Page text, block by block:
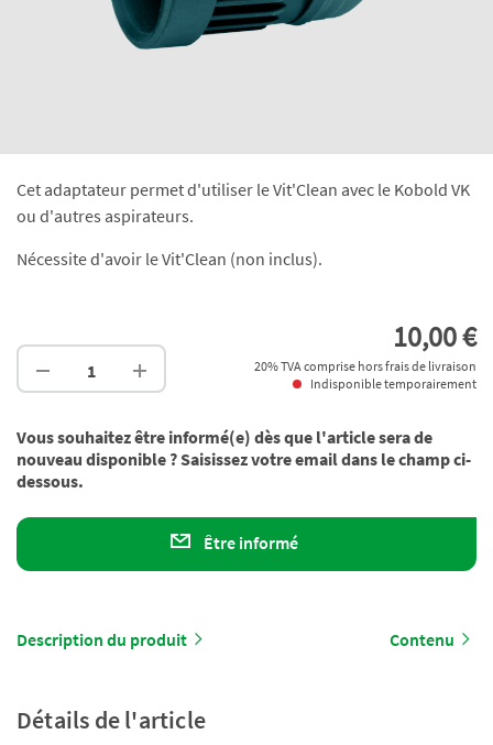
Cet adaptateur permet d'utiliser le Vit'Clean avec le Kobold VK
ou d'autres aspirateurs.
Nécessite d'avoir le Vit'Clean (non inclus).
10,00 €
20% TVA comprise hors frais de livraison
Indisponible temporairement
Vous souhaitez être informé(e) dès que l'article sera de
nouveau disponible ? Saisissez votre email dans le champ ci-
dessous.
Être informé
Description du produit Contenu
Détails de l'article